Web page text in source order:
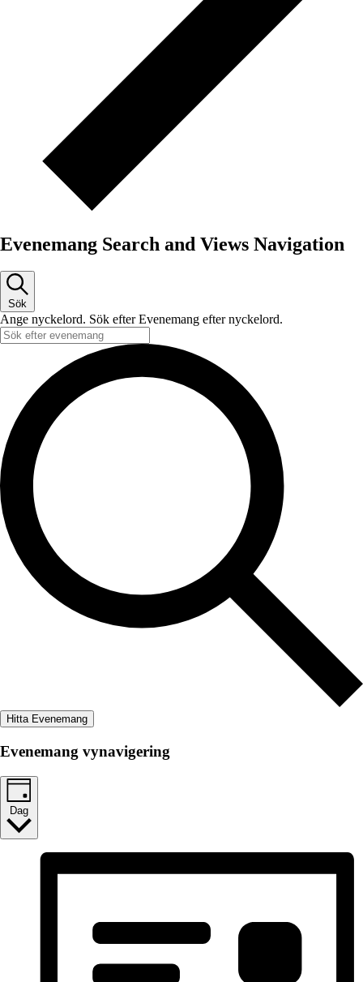
Evenemang Search and Views Navigation
Sök
Ange nyckelord. Sök efter Evenemang efter nyckelord.
Hitta Evenemang
Evenemang vynavigering
Dag